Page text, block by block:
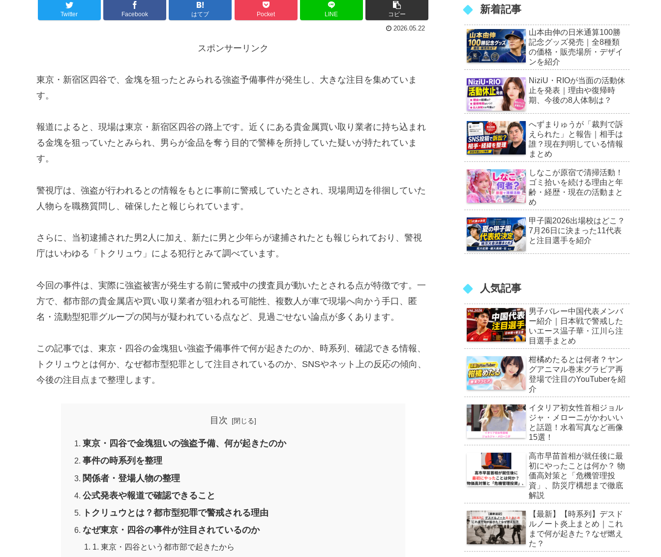
Twitter Facebook はてブ Pocket LINE コピー
2026.05.22
スポンサーリンク
東京・新宿区四谷で、金塊を狙ったとみられる強盗予備事件が発生し、大きな注目を集めていま
す。
報道によると、現場は東京・新宿区四谷の路上です。近くにある貴金属買い取り業者に持ち込まれ
る金塊を狙っていたとみられ、男らが金品を奪う目的で警棒を所持していた疑いが持たれていま
す。
警視庁は、強盗が行われるとの情報をもとに事前に警戒していたとされ、現場周辺を徘徊していた
人物らを職務質問し、確保したと報じられています。
さらに、当初逮捕された男2人に加え、新たに男と少年らが逮捕されたとも報じられており、警視
庁はいわゆる「トクリュウ」による犯行とみて調べています。
今回の事件は、実際に強盗被害が発生する前に警戒中の捜査員が動いたとされる点が特徴です。一
方で、都市部の貴金属店や買い取り業者が狙われる可能性、複数人が車で現場へ向かう手口、匿
名・流動型犯罪グループの関与が疑われている点など、見過ごせない論点が多くあります。
この記事では、東京・四谷の金塊狙い強盗予備事件で何が起きたのか、時系列、確認できる情報、
トクリュウとは何か、なぜ都市型犯罪として注目されているのか、SNSやネット上の反応の傾向、
今後の注目点まで整理します。
目次
東京・四谷で金塊狙いの強盗予備、何が起きたのか
事件の時系列を整理
関係者・登場人物の整理
公式発表や報道で確認できること
トクリュウとは？都市型犯罪で警戒される理由
なぜ東京・四谷の事件が注目されているのか
1. 東京・四谷という都市部で起きたから
新着記事
山本由伸の日米通算100勝
記念グッズ発売｜全8種類
の価格・販売場所・デザイ
ンを紹介
NiziU・RIOが当面の活動休
止を発表｜理由や復帰時
期、今後の8人体制は？
へずまりゅうが「裁判で訴
えられた」と報告｜相手は
誰？現在判明している情報
まとめ
しなこが原宿で清掃活動！
ゴミ拾いを続ける理由と年
齢・経歴・現在の活動まと
め
甲子園2026出場校はどこ？
7月26日に決まった11代表
と注目選手を紹介
人気記事
男子バレー中国代表メンバ
ー紹介｜日本戦で警戒した
いエース温子華・江川ら注
目選手まとめ
柑橘めたるとは何者？ヤン
グアニマル巻末グラビア再
登場で注目のYouTuberを紹
介
イタリア初女性首相ジョル
ジャ・メローニがかわいい
と話題！水着写真など画像
15選！
高市早苗首相が就任後に最
初にやったことは何か？ 物
価高対策と「危機管理投
資」、防災庁構想まで徹底
解説
【最新】【時系列】デスド
ルノート炎上まとめ｜これ
まで何が起きた？なぜ燃え
た？